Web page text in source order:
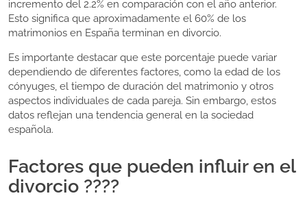
incremento del 2.2% en comparación con el año anterior.
Esto significa que aproximadamente el 60% de los
matrimonios en España terminan en divorcio.
Es importante destacar que este porcentaje puede variar
dependiendo de diferentes factores, como la edad de los
cónyuges, el tiempo de duración del matrimonio y otros
aspectos individuales de cada pareja. Sin embargo, estos
datos reflejan una tendencia general en la sociedad
española.
Factores que pueden influir en el
divorcio ????